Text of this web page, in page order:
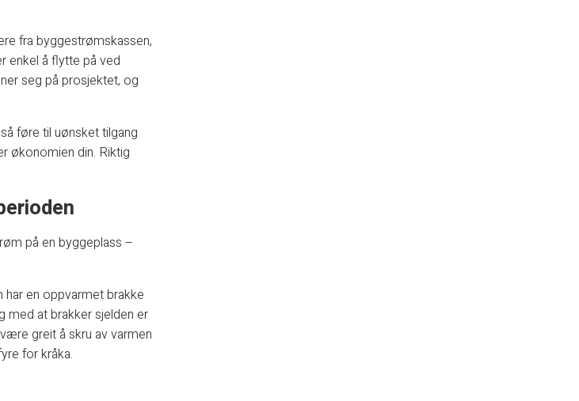
fra byggestrømskassen,
enkel å flytte på ved
seg på prosjektet, og
føre til uønsket tilgang
økonomien din. Riktig
på en byggeplass –
har en oppvarmet brakke
med at brakker sjelden er
greit å skru av varmen
for kråka.